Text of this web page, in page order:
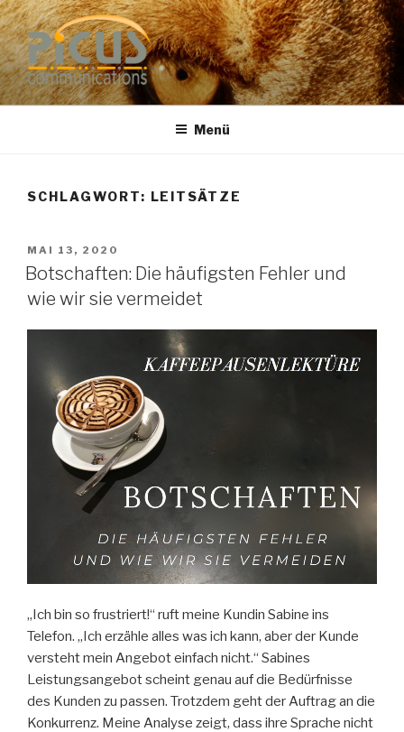
Zum
Inhalt
springen
PUBLIC RELATIONS
Dr. Heike Specht
Menü
SCHLAGWORT: LEITSÄTZE
VERÖFFENTLICHT
AM
MAI 13, 2020
Botschaften: Die häufigsten Fehler und
wie wir sie vermeidet
„Ich bin so frustriert!“ ruft meine Kundin Sabine ins
Telefon. „Ich erzähle alles was ich kann, aber der Kunde
versteht mein Angebot einfach nicht.“ Sabines
Leistungsangebot scheint genau auf die Bedürfnisse
des Kunden zu passen. Trotzdem geht der Auftrag an die
Konkurrenz. Meine Analyse zeigt, dass ihre Sprache nicht